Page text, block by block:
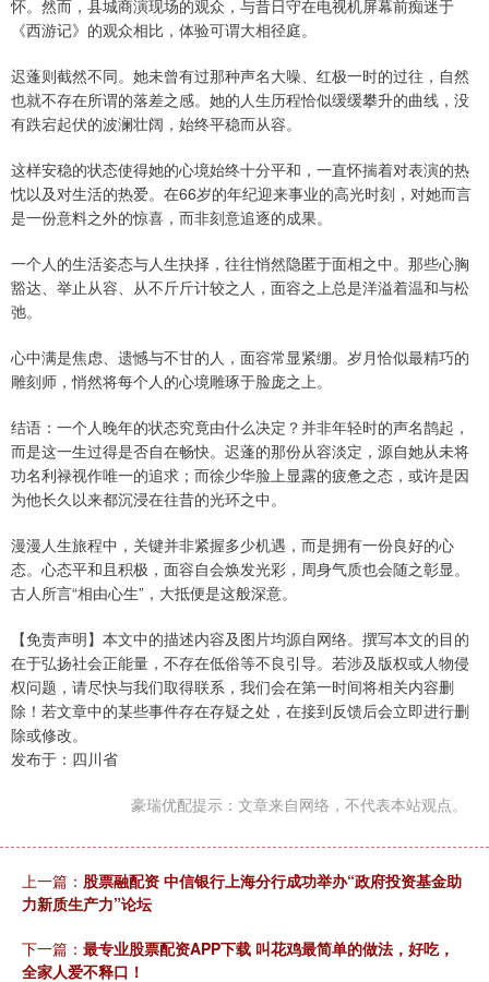
怀。然而，县城商演现场的观众，与昔日守在电视机屏幕前痴迷于
《西游记》的观众相比，体验可谓大相径庭。
迟蓬则截然不同。她未曾有过那种声名大噪、红极一时的过往，自然
也就不存在所谓的落差之感。她的人生历程恰似缓缓攀升的曲线，没
有跌宕起伏的波澜壮阔，始终平稳而从容。
这样安稳的状态使得她的心境始终十分平和，一直怀揣着对表演的热
忱以及对生活的热爱。在66岁的年纪迎来事业的高光时刻，对她而言
是一份意料之外的惊喜，而非刻意追逐的成果。
一个人的生活姿态与人生抉择，往往悄然隐匿于面相之中。那些心胸
豁达、举止从容、从不斤斤计较之人，面容之上总是洋溢着温和与松
弛。
心中满是焦虑、遗憾与不甘的人，面容常显紧绷。岁月恰似最精巧的
雕刻师，悄然将每个人的心境雕琢于脸庞之上。
结语：一个人晚年的状态究竟由什么决定？并非年轻时的声名鹊起，
而是这一生过得是否自在畅快。迟蓬的那份从容淡定，源自她从未将
功名利禄视作唯一的追求；而徐少华脸上显露的疲惫之态，或许是因
为他长久以来都沉浸在往昔的光环之中。
漫漫人生旅程中，关键并非紧握多少机遇，而是拥有一份良好的心
态。心态平和且积极，面容自会焕发光彩，周身气质也会随之彰显。
古人所言“相由心生”，大抵便是这般深意。
【免责声明】本文中的描述内容及图片均源自网络。撰写本文的目的
在于弘扬社会正能量，不存在低俗等不良引导。若涉及版权或人物侵
权问题，请尽快与我们取得联系，我们会在第一时间将相关内容删
除！若文章中的某些事件存在存疑之处，在接到反馈后会立即进行删
除或修改。
发布于：四川省
豪瑞优配提示：文章来自网络，不代表本站观点。
上一篇： 股票融配资 中信银行上海分行成功举办“政府投资基金助
力新质生产力”论坛
下一篇： 最专业股票配资APP下载 叫花鸡最简单的做法，好吃，
全家人爱不释口！